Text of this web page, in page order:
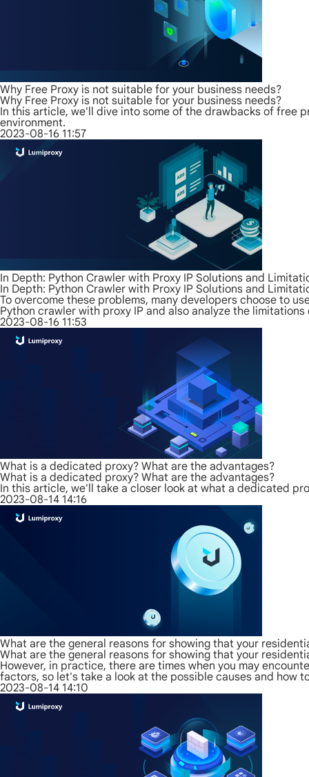
Why Free Proxy is not suitable for your business needs?
Why Free Proxy is not suitable for your business needs?
In this article, we'll dive into some of the drawbacks of free
environment.
2023-08-16 11:57
In Depth: Python Crawler with Proxy IP Solutions and
In Depth: Python Crawler with Proxy IP Solutions and
To overcome these problems, many developers choose to
Python crawler with proxy IP and also analyze the
2023-08-16 11:53
What is a dedicated proxy? What are the advantages?
What is a dedicated proxy? What are the advantages?
In this article, we'll take a closer look at what a dedicated
2023-08-14 14:16
What are the general reasons for showing that your
What are the general reasons for showing that your
However, in practice, there are times when you may
factors, so let's take a look at the possible causes and how
2023-08-14 14:10